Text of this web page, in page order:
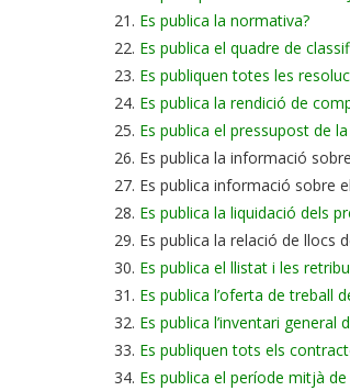
Es publica la normativa?
Es publica el quadre de
Es publiquen totes les
Es publica la rendició de
Es publica el pressupost de
Es publica la informació
Es publica informació sobre
Es publica la liquidació dels
Es publica la relació de llocs
Es publica el llistat i les
Es publica l’oferta de treball
Es publica l’inventari
Es publiquen tots els
Es publica el període mitjà